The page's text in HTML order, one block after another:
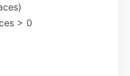
> 0